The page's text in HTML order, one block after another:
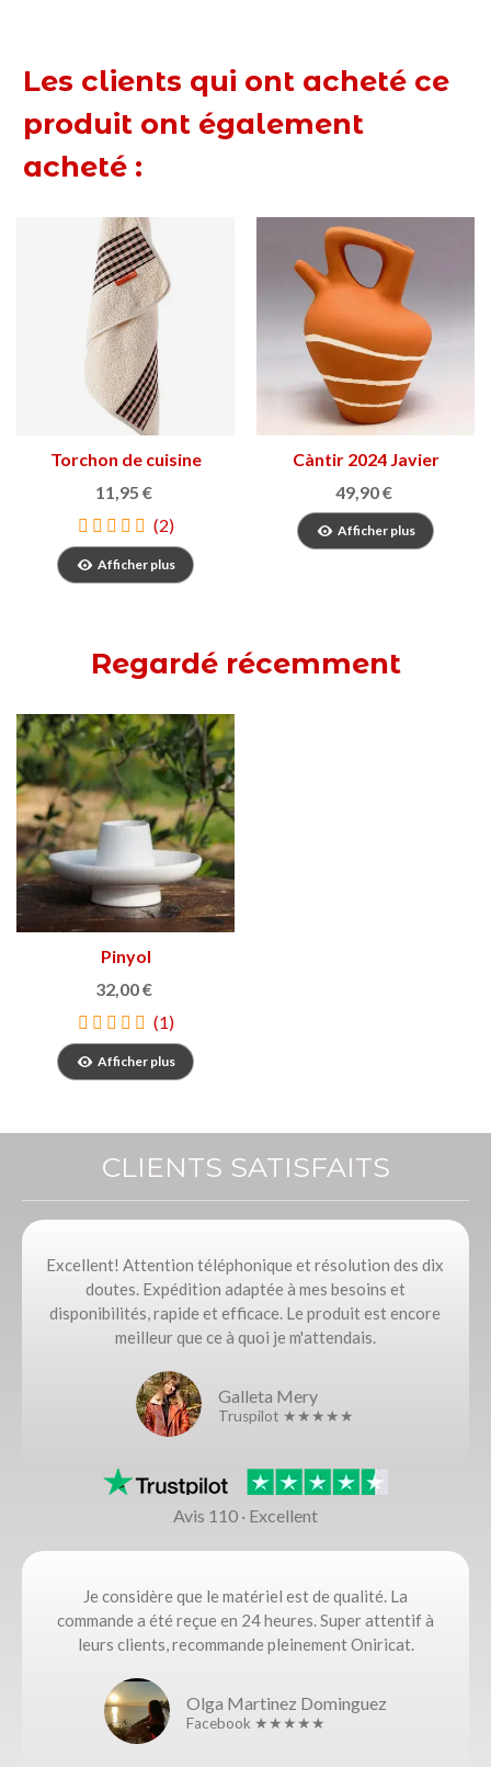
Les clients qui ont acheté ce
produit ont également
acheté :
Torchon de cuisine
éponge farcell
11,95 €
(2)
Afficher plus
Càntir 2024 Javier
Mariscal
49,90 €
Afficher plus
Regardé récemment
Pinyol
32,00 €
(1)
Afficher plus
CLIENTS SATISFAITS
Excellent! Attention téléphonique et résolution des dix
doutes. Expédition adaptée à mes besoins et
disponibilités, rapide et efficace. Le produit est encore
meilleur que ce à quoi je m'attendais.
Galleta Mery
Truspilot ★★★★★
Avis 110 · Excellent
Je considère que le matériel est de qualité. La
commande a été reçue en 24 heures. Super attentif à
leurs clients, recommande pleinement Oniricat.
Olga Martinez Dominguez
Facebook ★★★★★